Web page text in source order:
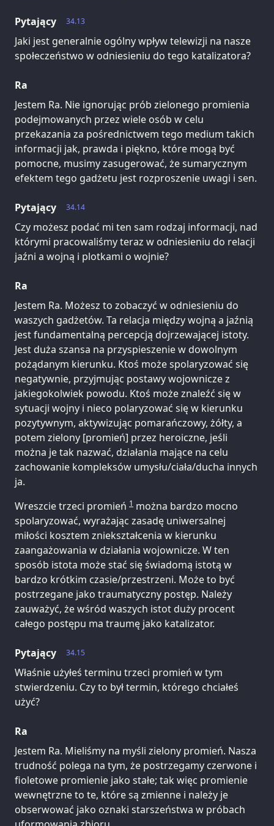
34.13
Pytający
Jaki jest generalnie ogólny wpływ telewizji na nasze
społeczeństwo w odniesieniu do tego katalizatora?
Ra
Jestem Ra. Nie ignorując prób zielonego promienia
podejmowanych przez wiele osób w celu
przekazania za pośrednictwem tego medium takich
informacji jak, prawda i piękno, które mogą być
pomocne, musimy zasugerować, że sumarycznym
efektem tego gadżetu jest rozproszenie uwagi i sen.
34.14
Pytający
Czy możesz podać mi ten sam rodzaj informacji, nad
którymi pracowaliśmy teraz w odniesieniu do relacji
jaźni a wojną i plotkami o wojnie?
Ra
Jestem Ra. Możesz to zobaczyć w odniesieniu do
waszych gadżetów. Ta relacja między wojną a jaźnią
jest fundamentalną percepcją dojrzewającej istoty.
Jest duża szansa na przyspieszenie w dowolnym
pożądanym kierunku. Ktoś może spolaryzować się
negatywnie, przyjmując postawy wojownicze z
jakiegokolwiek powodu. Ktoś może znaleźć się w
sytuacji wojny i nieco polaryzować się w kierunku
pozytywnym, aktywizując pomarańczowy, żółty, a
potem zielony [promień] przez heroiczne, jeśli
można je tak nazwać, działania mające na celu
zachowanie kompleksów umysłu/ciała/ducha innych
ja.
Wreszcie trzeci promień 1 można bardzo mocno
spolaryzować, wyrażając zasadę uniwersalnej
miłości kosztem zniekształcenia w kierunku
zaangażowania w działania wojownicze. W ten
sposób istota może stać się świadomą istotą w
bardzo krótkim czasie/przestrzeni. Może to być
postrzegane jako traumatyczny postęp. Należy
zauważyć, że wśród waszych istot duży procent
całego postępu ma traumę jako katalizator.
34.15
Pytający
Właśnie użyłeś terminu trzeci promień w tym
stwierdzeniu. Czy to był termin, którego chciałeś
użyć?
Ra
Jestem Ra. Mieliśmy na myśli zielony promień. Nasza
trudność polega na tym, że postrzegamy czerwone i
fioletowe promienie jako stałe; tak więc promienie
wewnętrzne to te, które są zmienne i należy je
obserwować jako oznaki starszeństwa w próbach